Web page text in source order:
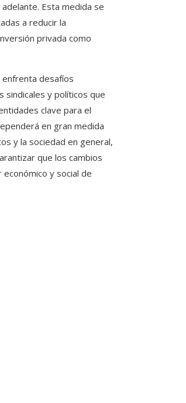
Esta medida se
a reducir la
privada como
desafíos
sindicales y políticos que
clave para el
en gran medida
y la sociedad en general,
que los cambios
y social de